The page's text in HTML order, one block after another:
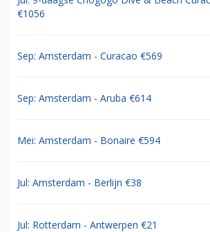
€1056
Sep: Amsterdam - Curacao €569
Sep: Amsterdam - Aruba €614
Mei: Amsterdam - Bonaire €594
Jul: Amsterdam - Berlijn €38
Jul: Rotterdam - Antwerpen €21